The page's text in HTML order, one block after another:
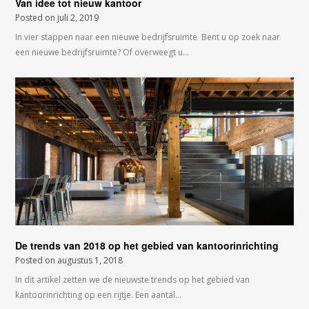
Posted on juli 2, 2019
In vier stappen naar een nieuwe bedrijfsruimte Bent u op zoek naar
een nieuwe bedrijfsruimte? Of overweegt u…
De trends van 2018 op het gebied van kantoorinrichting
Posted on augustus 1, 2018
In dit artikel zetten we de nieuwste trends op het gebied van
kantoorinrichting op een rijtje. Een aantal…